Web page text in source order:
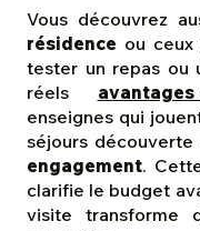
Vous découvrez
résidence ou
tester un repas ou
réels avantages
enseignes qui
séjours découverte
engagement.
clarifie le budget
visite transforme